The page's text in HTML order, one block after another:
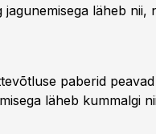
läheb
paberid
läheb kummalgi